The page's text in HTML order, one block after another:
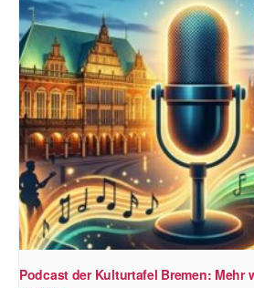
Podcast der Kulturtafel Bremen: Mehr